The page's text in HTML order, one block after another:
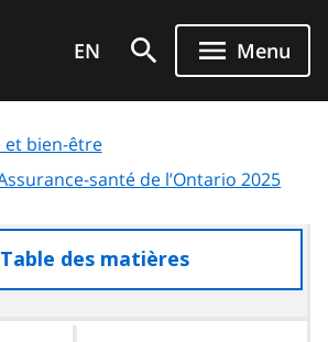
EN Menu
et bien-être
santé de l’Ontario 2025
Table des matières
à